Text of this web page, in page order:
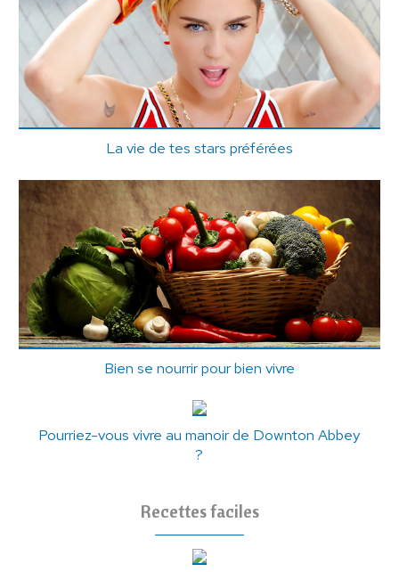
La vie de tes stars préférées
Bien se nourrir pour bien vivre
Pourriez-vous vivre au manoir de Downton Abbey
?
Recettes faciles